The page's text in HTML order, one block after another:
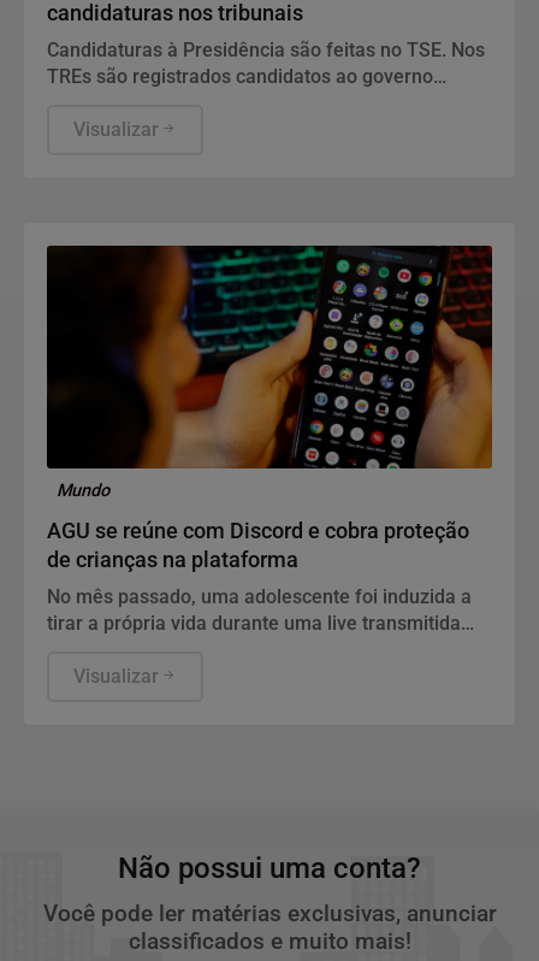
candidaturas nos tribunais
Candidaturas à Presidência são feitas no TSE. Nos
TREs são registrados candidatos ao governo
assembleias estaduais e distrital.
Visualizar
Mundo
AGU se reúne com Discord e cobra proteção
de crianças na plataforma
No mês passado, uma adolescente foi induzida a
tirar a própria vida durante uma live transmitida
Visualizar
Não possui uma conta?
Você pode ler matérias exclusivas, anunciar
classificados e muito mais!